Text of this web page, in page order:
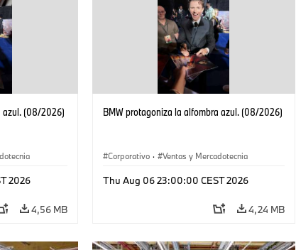
azul. (08/2026)
2026
4,56 MB
BMW protagoniza la alfombra azul. (08/2026)
Corporativo · Ventas y Mercadotecnia
Thu Aug 06 23:00:00 CEST 2026
4,24 MB